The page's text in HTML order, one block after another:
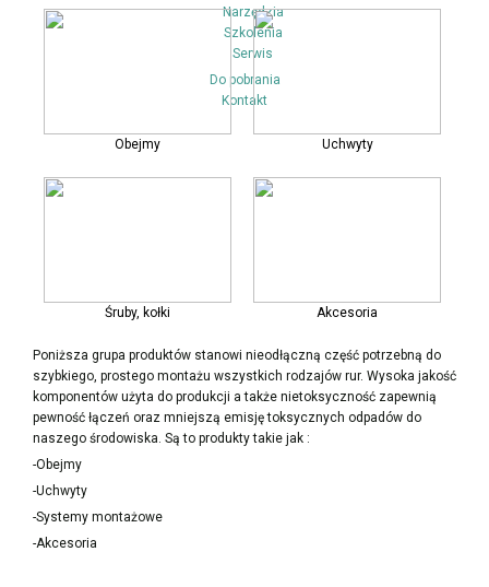
Narzędzia
Szkolenia
Serwis
Do pobrania
Kontakt
Obejmy Uchwyty
Śruby, kołki Akcesoria
Poniższa grupa produktów stanowi nieodłączną część potrzebną do
szybkiego, prostego montażu wszystkich rodzajów rur. Wysoka jakość
komponentów użyta do produkcji a także nietoksyczność zapewnią
pewność łączeń oraz mniejszą emisję toksycznych odpadów do
naszego środowiska. Są to produkty takie jak :
-Obejmy
-Uchwyty
-Systemy montażowe
-Akcesoria